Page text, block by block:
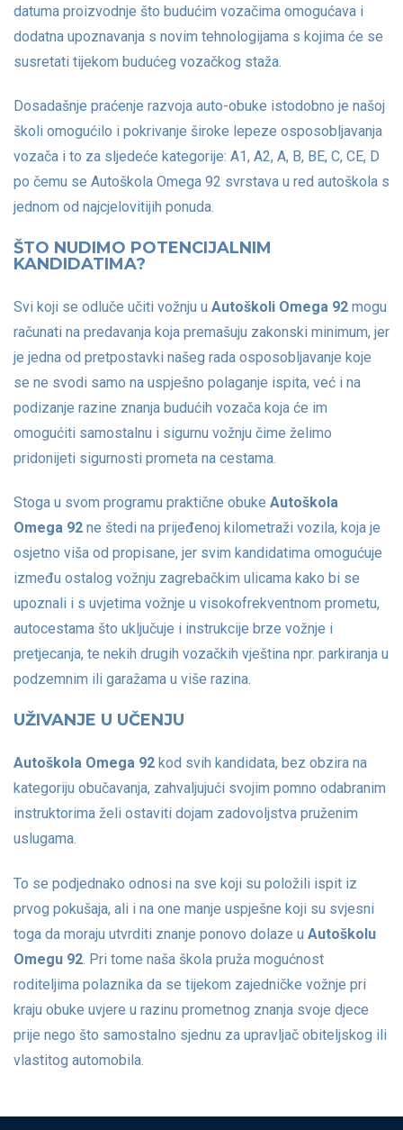
datuma proizvodnje što budućim vozačima omogućava i
dodatna upoznavanja s novim tehnologijama s kojima će se
susretati tijekom budućeg vozačkog staža.
Dosadašnje praćenje razvoja auto-obuke istodobno je našoj
školi omogućilo i pokrivanje široke lepeze osposobljavanja
vozača i to za sljedeće kategorije: A1, A2, A, B, BE, C, CE, D
po čemu se Autoškola Omega 92 svrstava u red autoškola s
jednom od najcjelovitijih ponuda.
ŠTO NUDIMO POTENCIJALNIM
KANDIDATIMA?
Svi koji se odluče učiti vožnju u Autoškoli Omega 92 mogu
računati na predavanja koja premašuju zakonski minimum, jer
je jedna od pretpostavki našeg rada osposobljavanje koje
se ne svodi samo na uspješno polaganje ispita, već i na
podizanje razine znanja budućih vozača koja će im
omogućiti samostalnu i sigurnu vožnju čime želimo
pridonijeti sigurnosti prometa na cestama.
Stoga u svom programu praktične obuke Autoškola
Omega 92 ne štedi na prijeđenoj kilometraži vozila, koja je
osjetno viša od propisane, jer svim kandidatima omogućuje
između ostalog vožnju zagrebačkim ulicama kako bi se
upoznali i s uvjetima vožnje u visokofrekventnom prometu,
autocestama što uključuje i instrukcije brze vožnje i
pretjecanja, te nekih drugih vozačkih vještina npr. parkiranja u
podzemnim ili garažama u više razina.
UŽIVANJE U UČENJU
Autoškola Omega 92 kod svih kandidata, bez obzira na
kategoriju obučavanja, zahvaljujući svojim pomno odabranim
instruktorima želi ostaviti dojam zadovoljstva pruženim
uslugama.
To se podjednako odnosi na sve koji su položili ispit iz
prvog pokušaja, ali i na one manje uspješne koji su svjesni
toga da moraju utvrditi znanje ponovo dolaze u Autoškolu
Omegu 92. Pri tome naša škola pruža mogućnost
roditeljima polaznika da se tijekom zajedničke vožnje pri
kraju obuke uvjere u razinu prometnog znanja svoje djece
prije nego što samostalno sjednu za upravljač obiteljskog ili
vlastitog automobila.